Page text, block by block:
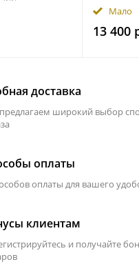
Мало
13 400
доставка
широкий выбор
оплаты
оплаты для вашего
клиентам
и получайте